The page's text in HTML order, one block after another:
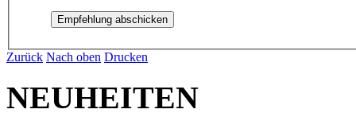
Zurück Nach oben Drucken
NEUHEITEN